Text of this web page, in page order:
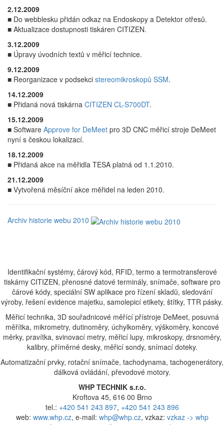
2.12.2009
■ Do webblesku přidán odkaz na Endoskopy a Detektor otřesů.
■ Aktualizace dostupnosti tiskáren CITIZEN.
3.12.2009
■ Úpravy úvodních textů v měřicí technice.
9.12.2009
■ Reorganizace v podsekci stereomikroskopů SSM.
14.12.2009
■ Přidaná nová tiskárna CITIZEN CL-S700DT.
15.12.2009
■ Software Approve for DeMeet pro 3D CNC měřicí stroje DeMeet
nyní s českou lokalizací.
18.12.2009
■ Přidaná akce na měřidla TESA platná od 1.1.2010.
21.12.2009
■ Vytvořená měsíční akce měřidel na leden 2010.
Archiv historie webu 2010
Identifikační systémy, čárový kód, RFID, termo a termotransferové
tiskárny CITIZEN, přenosné datové terminály, snímače, software pro
čárové kódy, speciální SW aplikace pro řízení skladů, sledování
výroby, řešení evidence majetku, samolepicí etikety, štítky, TTR pásky.
Měřicí technika, 3D souřadnicové měřící přístroje DeMeet, posuvná
měřítka, mikrometry, dutinoměry, úchylkoměry, výškoměry, koncové
měrky, pravítka, svinovací metry, měřicí lupy, mikroskopy, drsnoměry,
kalibry, příměrné desky, měřicí sondy, snímací doteky.
Automatizační prvky, rotační snímače, tachodynama, tachogenerátory,
dálková ovládání, převodové motory.
WHP TECHNIK s.r.o.
Kroftova 45, 616 00 Brno
tel.: +420 541 243 897, +420 541 243 896
web: www.whp.cz, e-mail: whp@whp.cz, vzkaz: vzkaz -> whp